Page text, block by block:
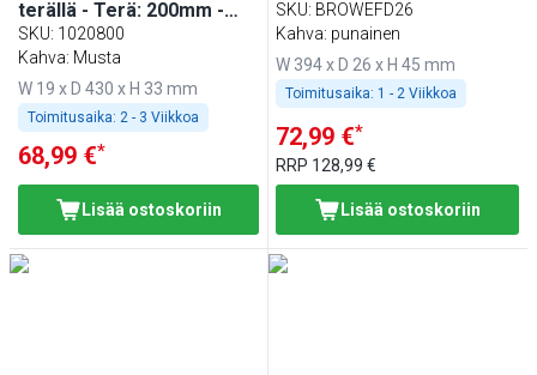
terällä - Terä: 200mm -
hopea
SKU: 1020800
Kahva: Musta
W 19 x D 430 x H 33 mm
Toimitusaika: 2 - 3 Viikkoa
68,99 €*
Lisää ostoskoriin
SKU: BROWEFD26
Kahva: punainen
W 394 x D 26 x H 45 mm
Toimitusaika: 1 - 2 Viikkoa
72,99 €*
RRP 128,99 €
Lisää ostoskoriin